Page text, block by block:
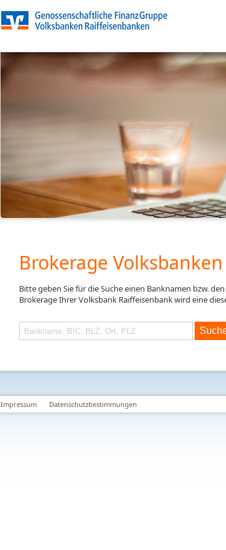
Brokerage
Bitte geben Sie für die Suche einen Banknamen bzw.
Brokerage Ihrer Volksbank Raiffeisenbank wird eine
Impressum Datenschutzbestimmungen